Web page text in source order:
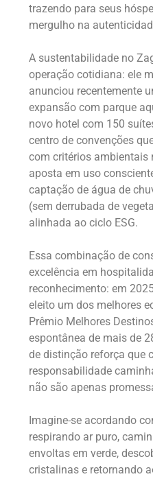
trazendo para seus
mergulho na
A sustentabilidade no
operação cotidiana: ele
anunciou recentemente
expansão com parque
novo hotel com 150
centro de convenções
com critérios ambientais
aposta em uso
captação de água de
(sem derrubada de
alinhada ao ciclo ESG.
Essa combinação de
excelência em
reconhecimento: em
eleito um dos melhores
Prêmio Melhores
espontânea de mais de
de distinção reforça que
responsabilidade
não são apenas
Imagine-se acordando
respirando ar puro,
envoltas em verde,
cristalinas e retornando